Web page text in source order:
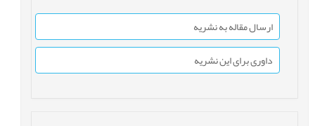
ارسال مقاله به نشریه
داوری برای این نشریه